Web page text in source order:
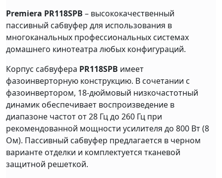
Premiera PR118SPB – высококачественный
пассивный сабвуфер для использования в
многоканальных профессиональных системах
домашнего кинотеатра любых конфигураций.
Корпус сабвуфера PR118SPB имеет
фазоинверторную конструкцию. В сочетании с
фазоинвертором, 18-дюймовый низкочастотный
динамик обеспечивает воспроизведение в
диапазоне частот от 28 Гц до 260 Гц при
рекомендованной мощности усилителя до 800 Вт (8
Ом). Пассивный сабвуфер предлагается в черном
варианте отделки и комплектуется тканевой
защитной решеткой.